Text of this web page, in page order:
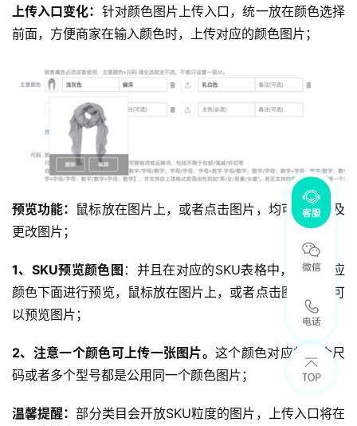
上传入口变化： 针对颜色图片上传入口，统一放在颜色选择
前面，方便商家在输入颜色时，上传对应的颜色图片；
预览功能： 鼠标放在图片上，或者点击图片，均可以预览及
更改图片；
1、SKU预览颜色图 ：并且在对应的SKU表格中，可在对应
颜色下面进行预览，鼠标放在图片上，或者点击图片，均可
以预览图片；
2、注意一个颜色可上传一张图片。这个颜色对应的多个尺
码或者多个型号都是公用同一个颜色图片；
温馨提醒：部分类目会开放SKU粒度的图片，上传入口将在